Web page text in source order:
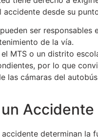
desde su
ser
de la vía.
MTS o un distrito
por lo que
las cámaras del
determinan